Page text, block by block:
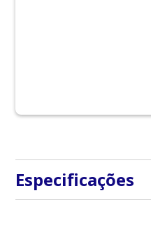
Especificações